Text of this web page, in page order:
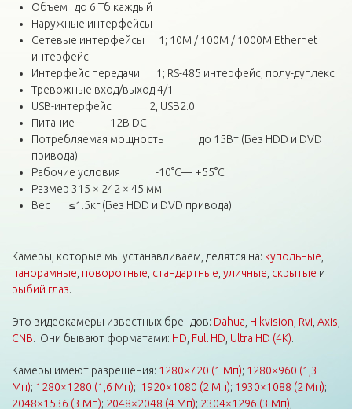
Объем до 6 Тб каждый
Наружные интерфейсы
Сетевые интерфейсы 1; 10M / 100M / 1000М Ethernet
интерфейс
Интерфейс передачи 1; RS-485 интерфейс, полу-дуплекс
Тревожные вход/выход 4/1
USB-интерфейс 2, USB2.0
Питание 12В DC
Потребляемая мощность до 15Вт (Без HDD и DVD
привода)
Рабочие условия -10°C— +55°C
Размер 315 × 242 × 45 мм
Вес ≤1.5кг (Без HDD и DVD привода)
Камеры, которые мы устанавливаем, делятся на: купольные
панорамные поворотные стандартные уличные скрытые и
рыбий глаз.
Это видеокамеры известных брендов: Dahua Hikvision Rvi Axis
CNB. Они бывают форматами: HD Full HD Ultra HD (4K).
Камеры имеют разрешения: 1280×720 (1 Мп); 1280×960 (1,3
Мп); 1280×1280 (1,6 Мп); 1920×1080 (2 Мп); 1930×1088 (2 Мп);
2048×1536 (3 Мп); 2048×2048 (4 Мп); 2304×1296 (3 Мп);